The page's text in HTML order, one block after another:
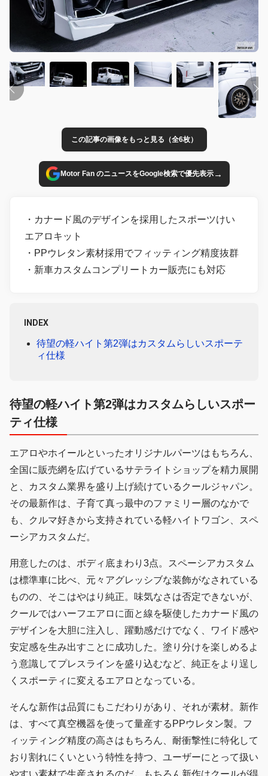
この記事の画像をもっと見る（全6枚）
Motor Fan のニュースをGoogle検索で優先表示→
・カナード風のデザインを採用したスポーツけい
エアロキット
・PPウレタン素材採用でフィッティング精度抜群
・新車カスタムコンプリートカー販売にも対応
INDEX
待望の軽ハイト第2弾はカスタムらしいスポーテ
ィ仕様
待望の軽ハイト第2弾はカスタムらしいスポー
ティ仕様
エアロやホイールといったオリジナルパーツはもちろん、
全国に販売網を広げているサテライトショップを精力展開
と、カスタム業界を盛り上げ続けているクールジャパン。
その最新作は、子育て真っ最中のファミリー層のなかで
も、クルマ好きから支持されている軽ハイトワゴン、スペ
ーシアカスタムだ。
用意したのは、ボディ底まわり3点。スペーシアカスタム
は標準車に比べ、元々アグレッシブな装飾がなされている
ものの、そこはやはり純正。味気なさは否定できないが、
クールではハーフエアロに面と線を駆使したカナード風の
デザインを大胆に注入し、躍動感だけでなく、ワイド感や
安定感を生み出すことに成功した。塗り分けを楽しめるよ
う意識してプレスラインを盛り込むなど、純正をより逞し
くスポーティに変えるエアロとなっている。
そんな新作は品質にもこだわりがあり、それが素材。新作
は、すべて真空機器を使って量産するPPウレタン製。フ
ィッティング精度の高さはもちろん、耐衝撃性に特化して
おり割れにくいという特性を持つ、ユーザーにとって扱い
やすい素材で生産されるのだ。もちろん新作はクールが得